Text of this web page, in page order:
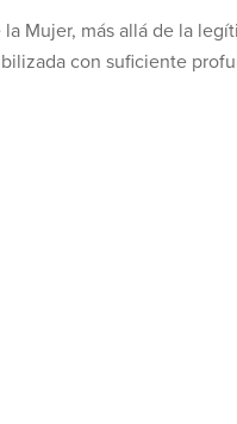
Mujer, más allá de la
con suficiente